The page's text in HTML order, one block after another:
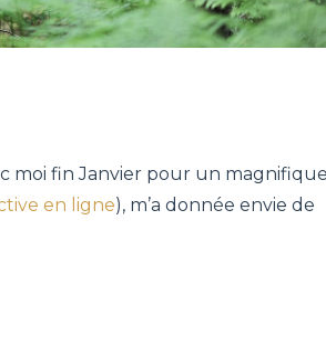
moi fin Janvier pour un
en ligne), m’a donnée envie de